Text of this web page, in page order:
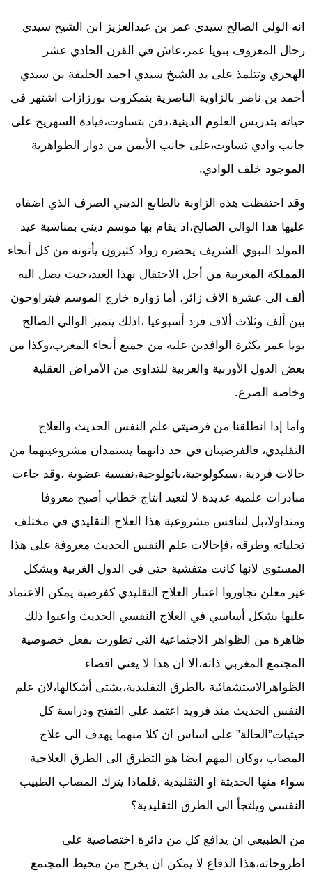
انه الولي الصالح سيدي عمر بن عبدالعزيز ابن الشيخ سيدي
رحال المعروف ببويا عمر،عاش في القرن الحادي عشر
الهجري وتتلمذ على يد الشيخ سيدي احمد الخليفة بن سيدي
أحمد بن ناصر بالزاوية الناصرية بتمكروت بورزازات اشتهر في
حياته بتدريس العلوم الدينية،دفن بتساوت،قيادة السهريج على
جانب وادي تساوت،على جانب الأيمن من دوار الطواهرية
الموجود خلف الوادي.
وقد احتفظت هذه الزاوية بالطابع الديني الصرف الذي اضفاه
عليها هذا الوالي الصالح،اذ يقام بها موسم ديني بمناسبة عيد
المولد النبوي الشريف يحضره رواد كثيرون يأتونه من كل أنحاء
المملكة المغربية من أجل الاحتفال بهذا العيد،حيث يصل اليه
ألف الى عشرة الاف زائر، أما زواره خارج الموسم فيتراوحون
بين ألف وثلاث ألاف فرد أسبوعيا ،اذلك يتميز الوالي الصالح
بويا عمر بكثرة الوافدين عليه من جميع أنحاء المغرب،وكذا من
بعض الدول الأوربية والعربية للتداوي من الأمراض العقلية
وخاصة الصرع.
وأما إذا انطلقنا من فرضيتي علم النفس الحديث والعلاج
التقليدي، فالفرضيتان في حد ذاتهما يستمدان مشروعيتهما من
حالات فردية ،سيكولوجية،باتولوجية،نفسية عضوية ،وقد جاءت
مبادرات علمية عديدة لا لتعيد انتاج خطاب أصبح معروفا
ومتداولا،بل لتنافس مشروعية هذا العلاج التقليدي في مختلف
تجلياته وطرقه ،فإحالات علم النفس الحديث معروفة على هذا
المستوى لانها كانت متفشية حتى في الدول الغربية وبشكل
غير معلن تجاوزوا اعتبار العلاج التقليدي كفرضية يمكن الاعتماد
عليها بشكل أساسي في العلاج النفسي الحديث واعبوا ذلك
ظاهرة من الظواهر الاجتماعية التي تطورت بفعل خصوصية
المجتمع المغربي ذاته،الا ان هذا لا يعني اقصاء
الظواهرالاستشفائية بالطرق التقليدية،بشتى أشكالها،لان علم
النفس الحديث منذ فرويد اعتمد على التفتح ودراسة كل
حيثيات”الحالة” على اساس ان كلا منهما يهدف الى علاج
المصاب ،وكان المهم ايضا هو التطرق الى الطرق العلاجية
سواء منها الحديثة او التقليدية ،فلماذا يترك المصاب الطبيب
النفسي ويلتجأ الى الطرق التقليدية؟
من الطبيعي ان يدافع كل من دائرة اختصاصية على
اطروحاته،هذا الدفاع لا يمكن ان يخرج من محيط المجتمع